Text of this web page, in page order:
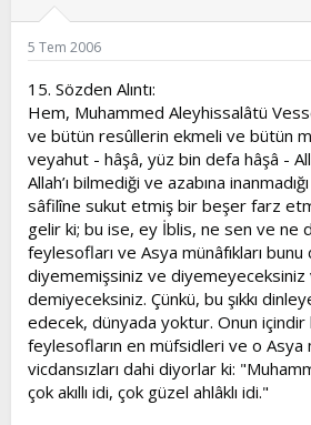
5 Tem 2006
15. Sözden Alıntı:
Hem, Muhammed Aleyhissalâtü
ve bütün resûllerin ekmeli ve bütün
veyahut - hâşâ, yüz bin defa hâşâ -
Allah’ı bilmediği ve azabına
sâfilîne sukut etmiş bir beşer farz
gelir ki; bu ise, ey İblis, ne sen ve ne
feylesofları ve Asya münâfıkları
diyememişsiniz ve
demiyeceksiniz. Çünkü, bu şıkkı
edecek, dünyada yoktur. Onun içindir
feylesofların en müfsidleri ve o Asya
vicdansızları dahi diyorlar ki:
çok akıllı idi, çok güzel ahlâklı idi."